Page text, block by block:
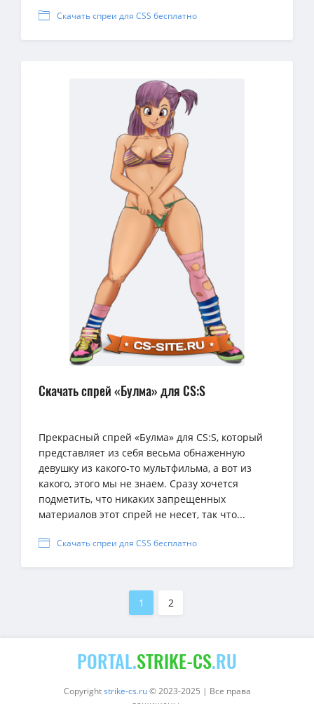
Скачать спреи для CSS бесплатно
Скачать спрей «Булма» для CS:S
Прекрасный спрей «Булма» для CS:S, который
представляет из себя весьма обнаженную
девушку из какого-то мультфильма, а вот из
какого, этого мы не знаем. Сразу хочется
подметить, что никаких запрещенных
материалов этот спрей не несет, так что...
Скачать спреи для CSS бесплатно
1 2
PORTAL.STRIKE-CS.RU
Copyrightstrike-cs.ru© 2023-2025 | Все права